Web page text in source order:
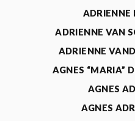
ADRIENNE
ADRIENNE VAN
ADRIENNE
AGNES “MARIA”
AGNES
AGNES